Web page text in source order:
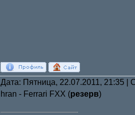
Дата: Пятница, 22.07.2011, 21:35
hran - Ferrari FXX (резерв)